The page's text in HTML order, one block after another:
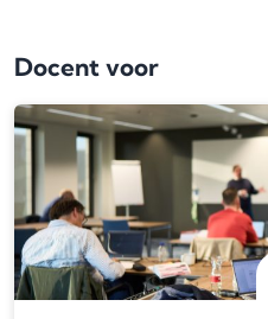
Docent voor